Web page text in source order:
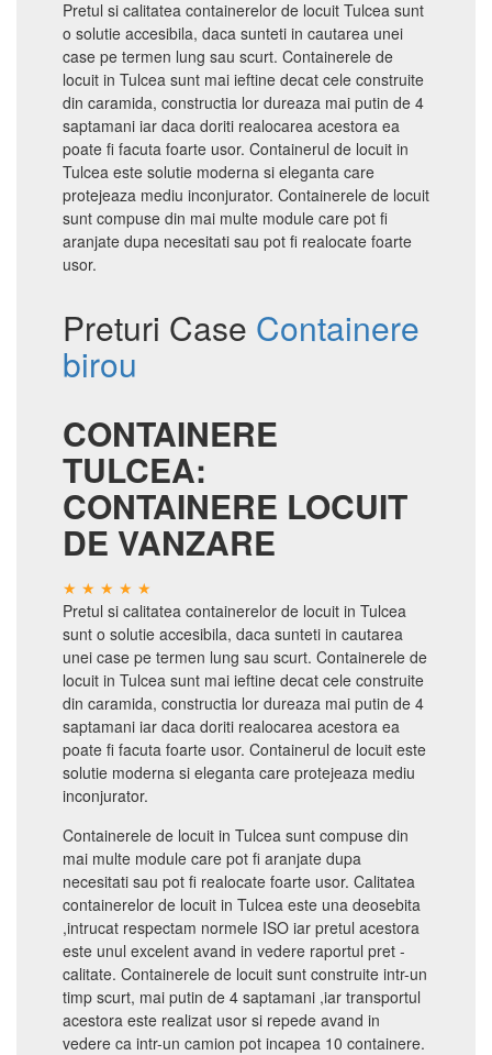
Pretul si calitatea containerelor de locuit Tulcea sunt
o solutie accesibila, daca sunteti in cautarea unei
case pe termen lung sau scurt. Containerele de
locuit in Tulcea sunt mai ieftine decat cele construite
din caramida, constructia lor dureaza mai putin de 4
saptamani iar daca doriti realocarea acestora ea
poate fi facuta foarte usor. Containerul de locuit in
Tulcea este solutie moderna si eleganta care
protejeaza mediu inconjurator. Containerele de locuit
sunt compuse din mai multe module care pot fi
aranjate dupa necesitati sau pot fi realocate foarte
usor.
Preturi Case Containere
birou
CONTAINERE
TULCEA:
CONTAINERE LOCUIT
DE VANZARE
Pretul si calitatea containerelor de locuit in Tulcea
sunt o solutie accesibila, daca sunteti in cautarea
unei case pe termen lung sau scurt. Containerele de
locuit in Tulcea sunt mai ieftine decat cele construite
din caramida, constructia lor dureaza mai putin de 4
saptamani iar daca doriti realocarea acestora ea
poate fi facuta foarte usor. Containerul de locuit este
solutie moderna si eleganta care protejeaza mediu
inconjurator.
Containerele de locuit in Tulcea sunt compuse din
mai multe module care pot fi aranjate dupa
necesitati sau pot fi realocate foarte usor. Calitatea
containerelor de locuit in Tulcea este una deosebita
,intrucat respectam normele ISO iar pretul acestora
este unul excelent avand in vedere raportul pret -
calitate. Containerele de locuit sunt construite intr-un
timp scurt, mai putin de 4 saptamani ,iar transportul
acestora este realizat usor si repede avand in
vedere ca intr-un camion pot incapea 10 containere.